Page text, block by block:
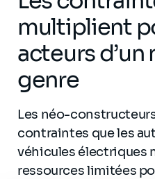
multiplient
acteurs d’un
genre
Les néo-
contraintes que les
véhicules électriques
ressources limitées